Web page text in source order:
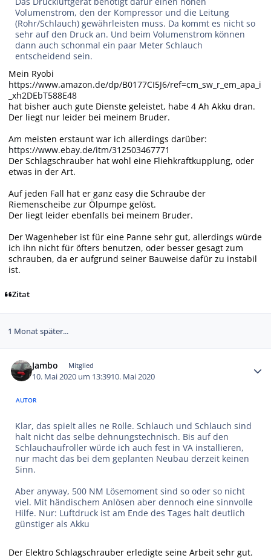
Volumenstrom, den der Kompressor und die Leitung
(Rohr/Schlauch) gewährleisten muss. Da kommt es nicht so
sehr auf den Druck an. Und beim Volumenstrom können
dann auch schonmal ein paar Meter Schlauch
entscheidend sein.
Mein Ryobi
https://www.amazon.de/dp/B0177CI5J6/ref=cm_sw_r_em_apa_i
_xh2DEbT588E48
hat bisher auch gute Dienste geleistet, habe 4 Ah Akku dran.
Der liegt nur leider bei meinem Bruder.
Am meisten erstaunt war ich allerdings darüber:
https://www.ebay.de/itm/312503467771
Der Schlagschrauber hat wohl eine Fliehkraftkupplung, oder
etwas in der Art.
Auf jeden Fall hat er ganz easy die Schraube der
Riemenscheibe zur Ölpumpe gelöst.
Der liegt leider ebenfalls bei meinem Bruder.
Der Wagenheber ist für eine Panne sehr gut, allerdings würde
ich ihn nicht für öfters benutzen, oder besser gesagt zum
schrauben, da er aufgrund seiner Bauweise dafür zu instabil
ist.
Zitat
1 Monat später...
Jambo Mitglied
10. Mai 2020 um 13:3910. Mai 2020
AUTOR
Klar, das spielt alles ne Rolle. Schlauch und Schlauch sind
halt nicht das selbe dehnungstechnisch. Bis auf den
Schlauchaufroller würde ich auch fest in VA installieren,
nur macht das bei dem geplanten Neubau derzeit keinen
Sinn.
Aber anyway, 500 NM Lösemoment sind so oder so nicht
viel. Mit händischem Anlösen aber dennoch eine sinnvolle
Hilfe. Nur: Luftdruck ist am Ende des Tages halt deutlich
günstiger als Akku
Der Elektro Schlagschrauber erledigte seine Arbeit sehr gut.